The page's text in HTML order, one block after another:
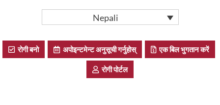
Nepali
रोगी बनो अपोइन्टमेन्ट अनुसूची गर्नुहोस् एक बिल भुगतान करें
रोगी पोर्टल